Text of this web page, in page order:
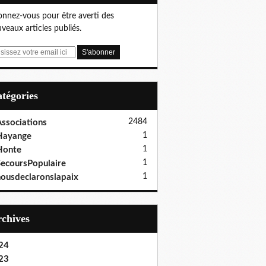
vous pour être averti des
articles publiés.
2484
1
1
1
1